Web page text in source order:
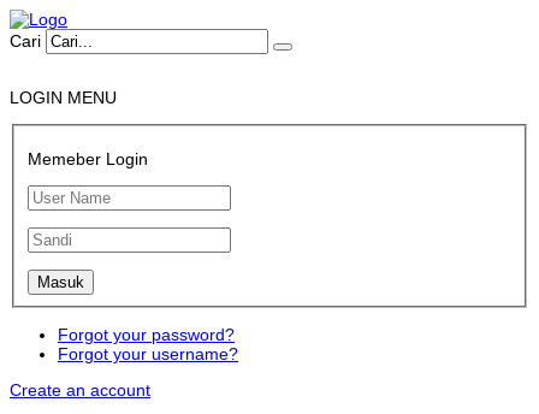
Cari
LOGIN MENU
Memeber Login
Forgot your password?
Forgot your username?
Create an account